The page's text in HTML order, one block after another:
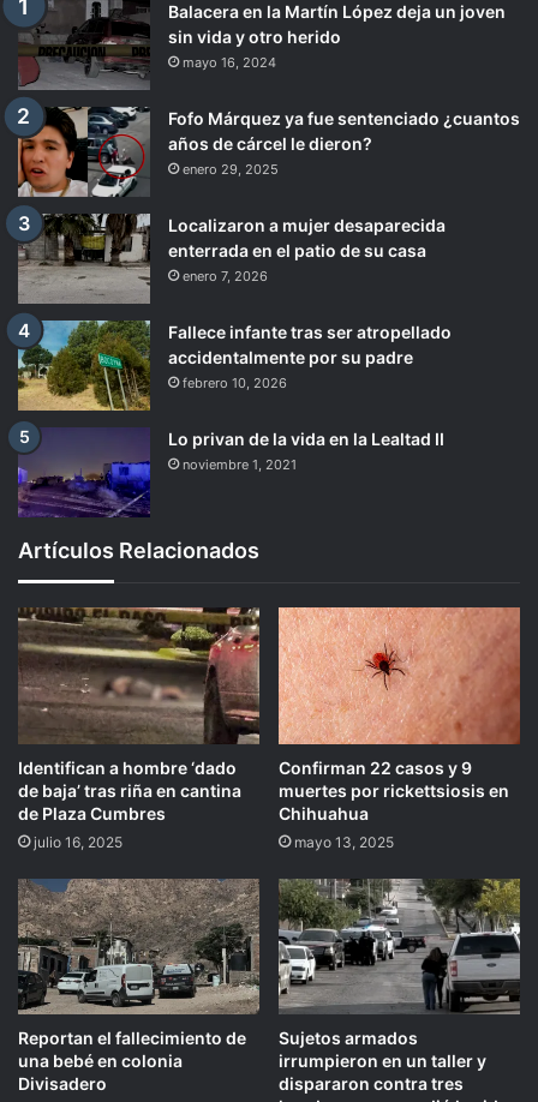
Balacera en la Martín López deja un joven
sin vida y otro herido
mayo 16, 2024
Fofo Márquez ya fue sentenciado ¿cuantos
años de cárcel le dieron?
enero 29, 2025
Localizaron a mujer desaparecida
enterrada en el patio de su casa
enero 7, 2026
Fallece infante tras ser atropellado
accidentalmente por su padre
febrero 10, 2026
Lo privan de la vida en la Lealtad II
noviembre 1, 2021
Artículos Relacionados
Identifican a hombre ‘dado
de baja’ tras riña en cantina
de Plaza Cumbres
julio 16, 2025
Confirman 22 casos y 9
muertes por rickettsiosis en
Chihuahua
mayo 13, 2025
Reportan el fallecimiento de
una bebé en colonia
Divisadero
Sujetos armados
irrumpieron en un taller y
dispararon contra tres